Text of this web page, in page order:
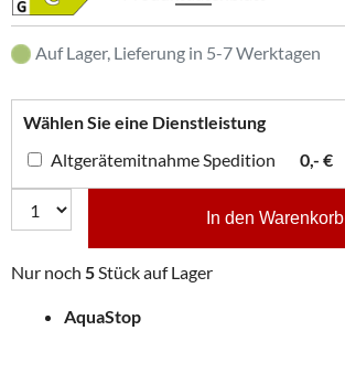
Auf Lager, Lieferung in 5-7 Werktagen
Wählen Sie eine Dienstleistung
Altgerätemitnahme Spedition
0,- €
In den Warenkorb
Nur noch 5Stück auf Lager
AquaStop